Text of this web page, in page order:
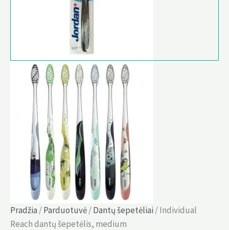
Pradžia /Parduotuvė/Dantų šepetėliai / Individual
Reach dantų šepetėlis, medium